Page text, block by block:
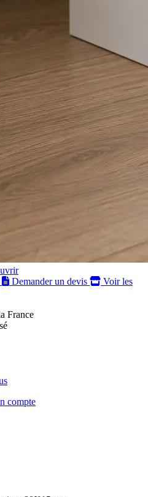
Demander un devis
Voir les
France
compte